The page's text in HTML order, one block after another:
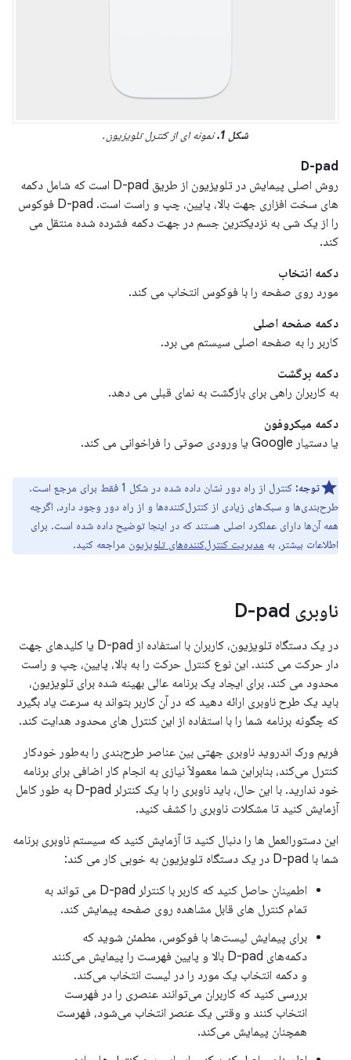
شکل 1. نمونه ای از کنترل تلویزیون.
D-pad
روش اصلی پیمایش در تلویزیون از طریق D-pad است که شامل دکمه
های سخت افزاری جهت بالا، پایین، چپ و راست است. D-pad فوکوس
را از یک شی به نزدیکترین جسم در جهت دکمه فشرده شده منتقل می
کند.
دکمه انتخاب
مورد روی صفحه را با فوکوس انتخاب می کند.
دکمه صفحه اصلی
کاربر را به صفحه اصلی سیستم می برد.
دکمه برگشت
به کاربران راهی برای بازگشت به نمای قبلی می دهد.
دکمه میکروفون
یا دستیار Google یا ورودی صوتی را فراخوانی می کند.
توجه:
کنترل از راه دور نشان داده شده در شکل 1 فقط برای مرجع است.
طرح‌بندی‌ها و سبک‌های زیادی از کنترل‌کننده‌ها و از راه دور وجود دارد، اگرچه
همه آن‌ها دارای عملکرد اصلی هستند که در اینجا توضیح داده شده است. برای
اطلاعات بیشتر، به مدیریت کنترل‌کننده‌های تلویزیون مراجعه کنید.
ناوبری D-pad
در یک دستگاه تلویزیون، کاربران با استفاده از D-pad یا کلیدهای جهت
دار حرکت می کنند. این نوع کنترل حرکت را به بالا، پایین، چپ و راست
محدود می کند. برای ایجاد یک برنامه عالی بهینه شده برای تلویزیون،
باید یک طرح ناوبری ارائه دهید که در آن کاربر بتواند به سرعت یاد بگیرد
که چگونه برنامه شما را با استفاده از این کنترل های محدود هدایت کند.
فریم ورک اندروید ناوبری جهتی بین عناصر طرح‌بندی را به‌طور خودکار
کنترل می‌کند، بنابراین شما معمولاً نیازی به انجام کار اضافی برای برنامه
خود ندارید. با این حال، باید ناوبری را با یک کنترلر D-pad به طور کامل
آزمایش کنید تا مشکلات ناوبری را کشف کنید.
این دستورالعمل ها را دنبال کنید تا آزمایش کنید که سیستم ناوبری برنامه
شما با D-pad در یک دستگاه تلویزیون به خوبی کار می کند:
اطمینان حاصل کنید که کاربر با کنترلر D-pad می تواند به
تمام کنترل های قابل مشاهده روی صفحه پیمایش کند.
برای پیمایش لیست‌ها با فوکوس، مطمئن شوید که
دکمه‌های D-pad بالا و پایین فهرست را پیمایش می‌کنند
و دکمه انتخاب یک مورد را در لیست انتخاب می‌کند.
بررسی کنید که کاربران می‌توانند عنصری را در فهرست
انتخاب کنند و وقتی یک عنصر انتخاب می‌شود، فهرست
همچنان پیمایش می‌کند.